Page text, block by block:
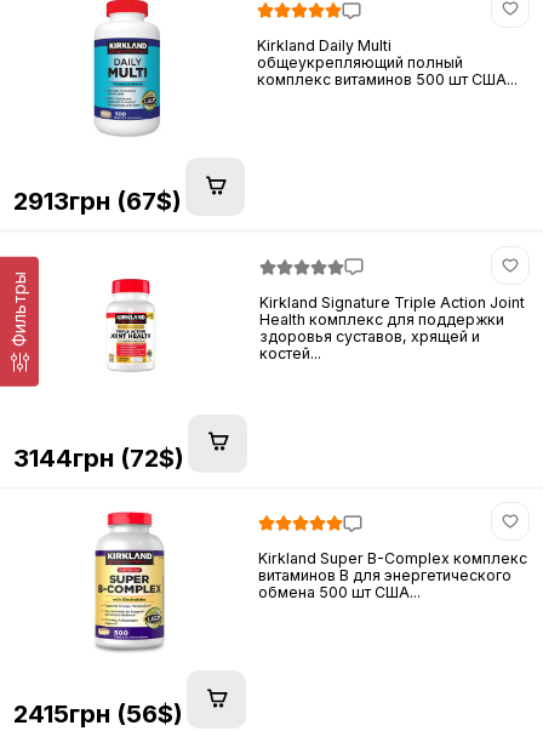
Фильтры
Kirkland Daily Multi
общеукрепляющий полный
комплекс витаминов 500 шт США...
2913грн (67$)
Kirkland Signature Triple Action Joint
Health комплекс для поддержки
здоровья суставов, хрящей и
костей...
3144грн (72$)
Kirkland Super B-Complex комплекс
витаминов B для энергетического
обмена 500 шт США...
2415грн (56$)